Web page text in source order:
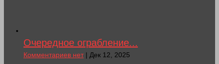
Очередное ограбление...
Комментариев нет| Дек 12, 2025